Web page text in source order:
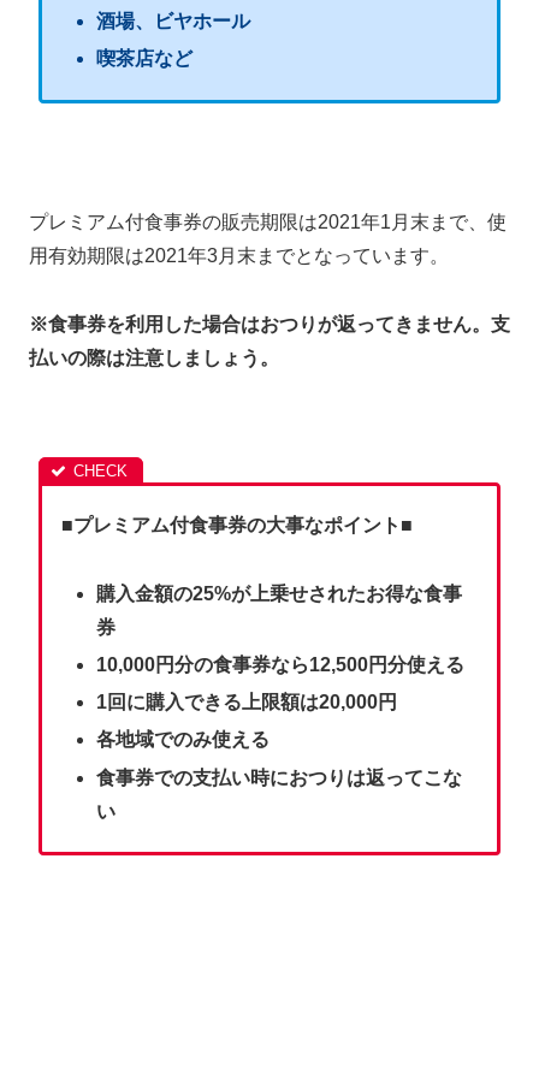
酒場、ビヤホール
喫茶店など
プレミアム付食事券の販売期限は2021年1月末まで、使
用有効期限は2021年3月末までとなっています。
※食事券を利用した場合はおつりが返ってきません。支
払いの際は注意しましょう。
■プレミアム付食事券の大事なポイント■
購入金額の25%が上乗せされたお得な食事
券
10,000円分の食事券なら12,500円分使える
1回に購入できる上限額は20,000円
各地域でのみ使える
食事券での支払い時におつりは返ってこな
い